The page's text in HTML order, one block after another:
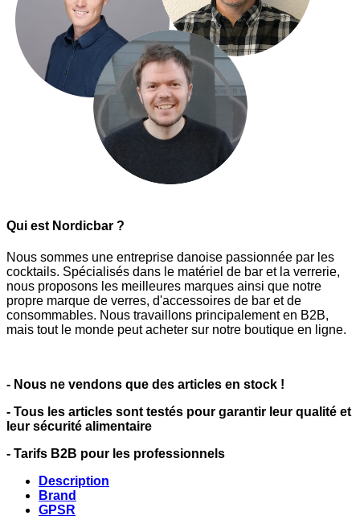
Qui est Nordicbar ?
Nous sommes une entreprise danoise passionnée par les
cocktails. Spécialisés dans le matériel de bar et la verrerie,
nous proposons les meilleures marques ainsi que notre
propre marque de verres, d'accessoires de bar et de
consommables. Nous travaillons principalement en B2B,
mais tout le monde peut acheter sur notre boutique en ligne.
- Nous ne vendons que des articles en stock !
- Tous les articles sont testés pour garantir leur qualité et
leur sécurité alimentaire
- Tarifs B2B pour les professionnels
Description
Brand
GPSR